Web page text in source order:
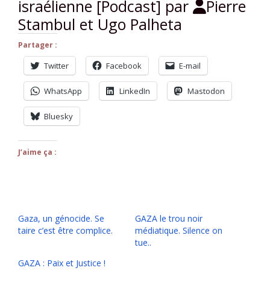
israélienne [Podcast] par
Pierre
Stambul et Ugo Palheta
Partager :
Twitter Facebook E-mail
WhatsApp LinkedIn Mastodon
Bluesky
J’aime ça :
Gaza, un génocide. Se
taire c’est être complice.
GAZA le trou noir
médiatique. Silence on
tue..
GAZA : Paix et Justice !